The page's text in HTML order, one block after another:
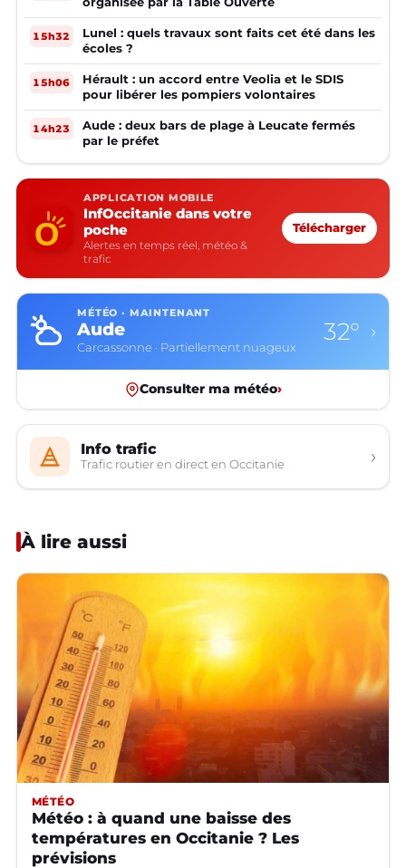
15h32
Lunel : quels travaux sont faits cet été dans les
écoles ?
15h06
Hérault : un accord entre Veolia et le SDIS
pour libérer les pompiers volontaires
14h23
Aude : deux bars de plage à Leucate fermés
par le préfet
APPLICATION MOBILE
InfOccitanie dans votre
poche
Alertes en temps réel, météo &
trafic
Télécharger
MÉTÉO · MAINTENANT
Aude
Carcassonne · Partiellement nuageux
32° ›
Consulter ma météo›
Info trafic
Trafic routier en direct en Occitanie ›
À lire aussi
MÉTÉO
Météo : à quand une baisse des
températures en Occitanie ? Les
prévisions